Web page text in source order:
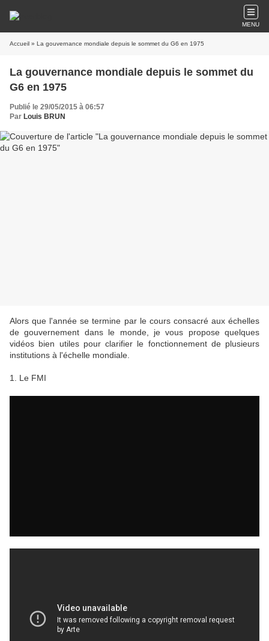
MENU
Accueil » La gouvernance mondiale depuis le sommet du G6 en 1975
La gouvernance mondiale depuis le sommet du
G6 en 1975
Publié le 29/05/2015 à 06:57
Par Louis BRUN
Alors que l'année se termine par le cours consacré aux échelles
de gouvernement dans le monde, je vous propose quelques
vidéos bien utiles pour clarifier le fonctionnement de plusieurs
institutions à l'échelle mondiale.
1. Le FMI